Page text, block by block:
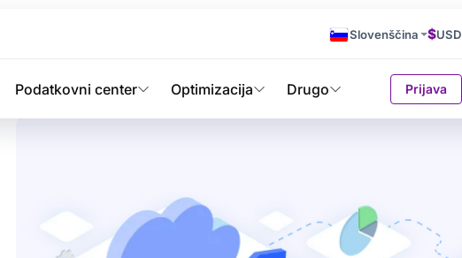
Slovenščina $USD
Podatkovni center Optimizacija Drugo Prijava